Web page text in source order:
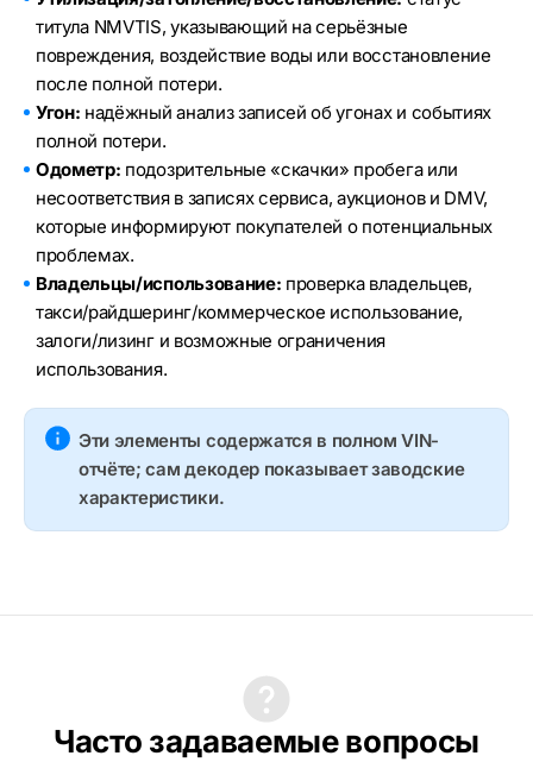
титула NMVTIS, указывающий на серьёзные
повреждения, воздействие воды или восстановление
после полной потери.
Угон: надёжный анализ записей об угонах и событиях
полной потери.
Одометр: подозрительные «скачки» пробега или
несоответствия в записях сервиса, аукционов и DMV,
которые информируют покупателей о потенциальных
проблемах.
Владельцы/использование: проверка владельцев,
такси/райдшеринг/коммерческое использование,
залоги/лизинг и возможные ограничения
использования.
Эти элементы содержатся в полном VIN-
отчёте; сам декодер показывает заводские
характеристики.
Часто задаваемые вопросы